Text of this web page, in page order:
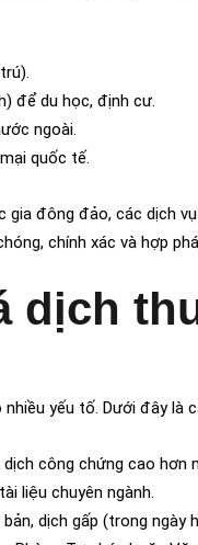
để du học, định cư.
ngoài.
quốc tế.
đông đảo, các dịch
chính xác và hợp
dịch
yếu tố. Dưới đây là
công chứng cao hơn
liệu chuyên ngành.
dịch gấp (trong ngày